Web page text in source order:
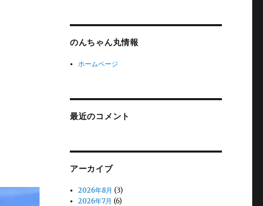
のんちゃん丸情報
ホームページ
最近のコメント
アーカイブ
2026年8月 (3)
2026年7月 (6)